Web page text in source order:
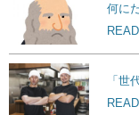
何に
「世